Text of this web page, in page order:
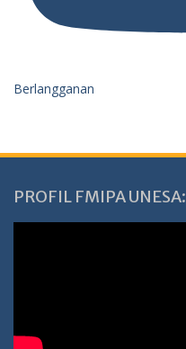
Berlangganan
PROFIL FMIPA UNESA: